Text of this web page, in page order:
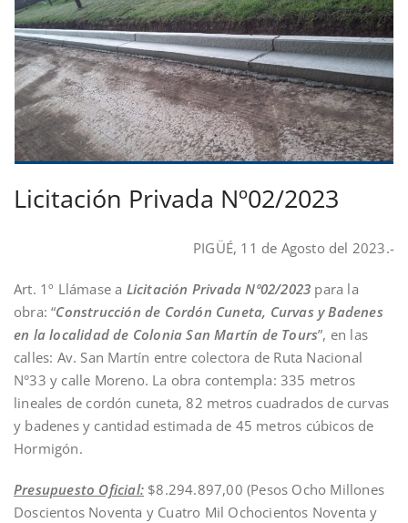
Licitación Privada Nº02/2023
PIGÜÉ, 11 de Agosto del 2023.-
Art. 1º Llámase a Licitación Privada Nº02/2023 para la
obra: “Construcción de Cordón Cuneta, Curvas y Badenes
en la localidad de Colonia San Martín de Tours”, en las
calles: Av. San Martín entre colectora de Ruta Nacional
N°33 y calle Moreno. La obra contempla: 335 metros
lineales de cordón cuneta, 82 metros cuadrados de curvas
y badenes y cantidad estimada de 45 metros cúbicos de
Hormigón.
Presupuesto Oficial: $8.294.897,00 (Pesos Ocho Millones
Doscientos Noventa y Cuatro Mil Ochocientos Noventa y